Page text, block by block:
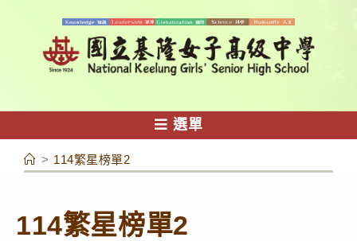
容
選單
> 114繁星榜單2
114繁星榜單2